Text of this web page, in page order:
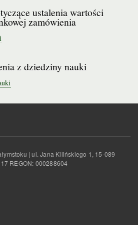
ustalenia wartości
zamówienia
z dziedziny nauki
| ul. Jana Kilińskiego 1, 15-089
REGON: 000288604